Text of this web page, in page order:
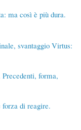
ma così è più dura.
svantaggio Virtus:
forma,
di reagire.